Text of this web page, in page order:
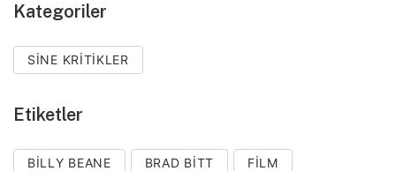
Kategoriler
SINE KRITIKLER
Etiketler
BILLY BEANE BRAD BITT FILM